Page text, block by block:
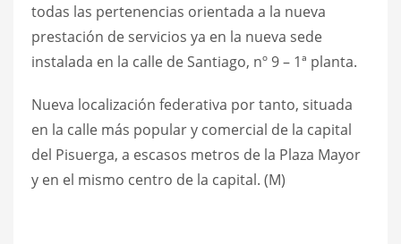
todas las pertenencias orientada a la nueva
prestación de servicios ya en la nueva sede
instalada en la calle de Santiago, nº 9 – 1ª planta.
Nueva localización federativa por tanto, situada
en la calle más popular y comercial de la capital
del Pisuerga, a escasos metros de la Plaza Mayor
y en el mismo centro de la capital. (M)